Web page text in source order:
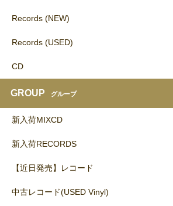
Records (NEW)
Records (USED)
CD
GROUP グループ
新入荷MIXCD
新入荷RECORDS
【近日発売】レコード
中古レコード(USED Vinyl)